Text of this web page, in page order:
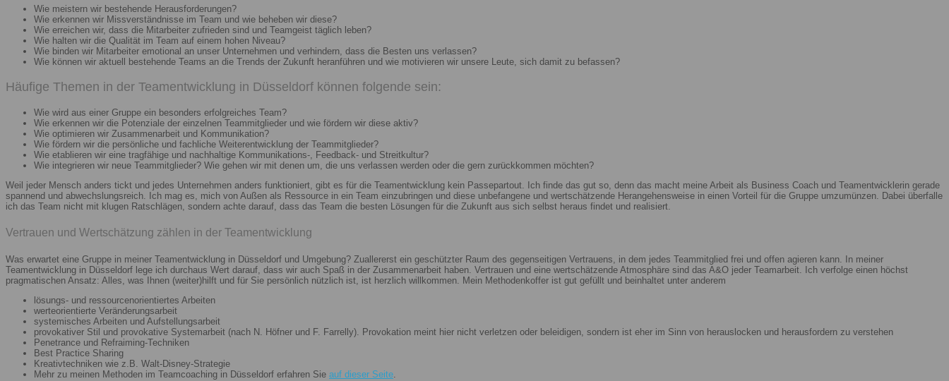
Wie meistern wir bestehende Herausforderungen?
Wie erkennen wir Missverständnisse im Team und wie beheben wir diese?
Wie erreichen wir, dass die Mitarbeiter zufrieden sind und Teamgeist täglich leben?
Wie halten wir die Qualität im Team auf einem hohen Niveau?
Wie binden wir Mitarbeiter emotional an unser Unternehmen und verhindern, dass die Besten uns verlassen?
Wie können wir aktuell bestehende Teams an die Trends der Zukunft heranführen und wie motivieren wir unsere Leute, sich damit zu befassen?
Häufige Themen in der Teamentwicklung in Düsseldorf können folgende sein:
Wie wird aus einer Gruppe ein besonders erfolgreiches Team?
Wie erkennen wir die Potenziale der einzelnen Teammitglieder und wie fördern wir diese aktiv?
Wie optimieren wir Zusammenarbeit und Kommunikation?
Wie fördern wir die persönliche und fachliche Weiterentwicklung der Teammitglieder?
Wie etablieren wir eine tragfähige und nachhaltige Kommunikations-, Feedback- und Streitkultur?
Wie integrieren wir neue Teammitglieder? Wie gehen wir mit denen um, die uns verlassen werden oder die gern zurückkommen möchten?
Weil jeder Mensch anders tickt und jedes Unternehmen anders funktioniert, gibt es für die Teamentwicklung kein Passepartout. Ich finde das gut so, denn das macht meine Arbeit als Business Coach und Teamentwicklerin gerade
spannend und abwechslungsreich. Ich mag es, mich von Außen als Ressource in ein Team einzubringen und diese unbefangene und wertschätzende Herangehensweise in einen Vorteil für die Gruppe umzumünzen. Dabei überfalle
ich das Team nicht mit klugen Ratschlägen, sondern achte darauf, dass das Team die besten Lösungen für die Zukunft aus sich selbst heraus findet und realisiert.
Vertrauen und Wertschätzung zählen in der Teamentwicklung
Was erwartet eine Gruppe in meiner Teamentwicklung in Düsseldorf und Umgebung? Zuallererst ein geschützter Raum des gegenseitigen Vertrauens, in dem jedes Teammitglied frei und offen agieren kann. In meiner
Teamentwicklung in Düsseldorf lege ich durchaus Wert darauf, dass wir auch Spaß in der Zusammenarbeit haben. Vertrauen und eine wertschätzende Atmosphäre sind das A&O jeder Teamarbeit. Ich verfolge einen höchst
pragmatischen Ansatz: Alles, was Ihnen (weiter)hilft und für Sie persönlich nützlich ist, ist herzlich willkommen. Mein Methodenkoffer ist gut gefüllt und beinhaltet unter anderem
lösungs- und ressourcenorientiertes Arbeiten
werteorientierte Veränderungsarbeit
systemisches Arbeiten und Aufstellungsarbeit
provokativer Stil und provokative Systemarbeit (nach N. Höfner und F. Farrelly). Provokation meint hier nicht verletzen oder beleidigen, sondern ist eher im Sinn von herauslocken und herausfordern zu verstehen
Penetrance und Refraiming-Techniken
Best Practice Sharing
Kreativtechniken wie z.B. Walt-Disney-Strategie
Mehr zu meinen Methoden im Teamcoaching in Düsseldorf erfahren Sie auf dieser Seite.